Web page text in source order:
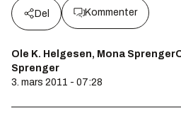
Del Kommenter
Ole K. Helgesen, Mona
Sprenger
3. mars 2011 - 07:28